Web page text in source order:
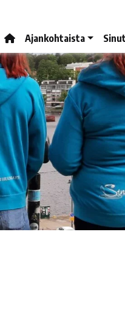
Ajankohtaista Sinut